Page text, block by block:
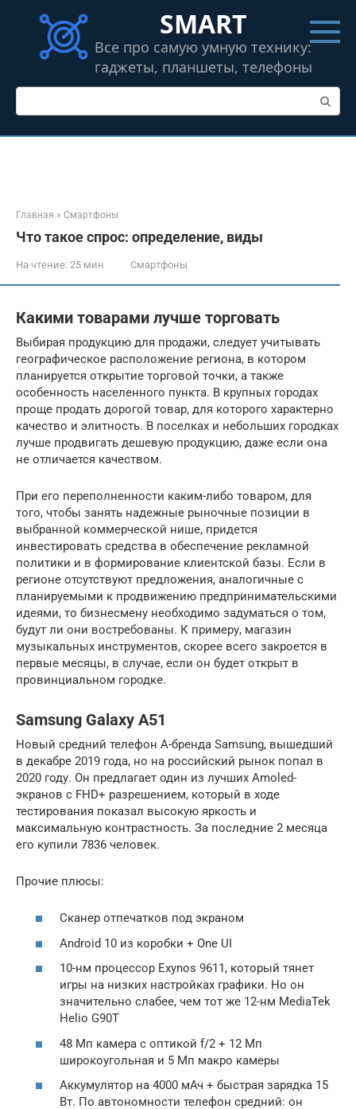
контенту
SMART
Все про самую умную технику:
гаджеты, планшеты, телефоны
Поиск:
Главная » Смартфоны
Что такое спрос: определение, виды
На чтение: 25 мин Смартфоны
Какими товарами лучше торговать
Выбирая продукцию для продажи, следует учитывать
географическое расположение региона, в котором
планируется открытие торговой точки, а также
особенность населенного пункта. В крупных городах
проще продать дорогой товар, для которого характерно
качество и элитность. В поселках и небольших городках
лучше продвигать дешевую продукцию, даже если она
не отличается качеством.
При его переполненности каким-либо товаром, для
того, чтобы занять надежные рыночные позиции в
выбранной коммерческой нише, придется
инвестировать средства в обеспечение рекламной
политики и в формирование клиентской базы. Если в
регионе отсутствуют предложения, аналогичные с
планируемыми к продвижению предпринимательскими
идеями, то бизнесмену необходимо задуматься о том,
будут ли они востребованы. К примеру, магазин
музыкальных инструментов, скорее всего закроется в
первые месяцы, в случае, если он будет открыт в
провинциальном городке.
Samsung Galaxy A51
Новый средний телефон A-бренда Samsung, вышедший
в декабре 2019 года, но на российский рынок попал в
2020 году. Он предлагает один из лучших Amoled-
экранов с FHD+ разрешением, который в ходе
тестирования показал высокую яркость и
максимальную контрастность. За последние 2 месяца
его купили 7836 человек.
Прочие плюсы:
Сканер отпечатков под экраном
Android 10 из коробки + One UI
10-нм процессор Exynos 9611, который тянет
игры на низких настройках графики. Но он
значительно слабее, чем тот же 12-нм MediaTek
Helio G90T
48 Мп камера с оптикой f/2 + 12 Мп
широкоугольная и 5 Мп макро камеры
Аккумулятор на 4000 мАч + быстрая зарядка 15
Вт. По автономности телефон средний: он